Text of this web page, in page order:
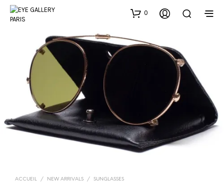
0
ACCUEIL / NEW ARRIVALS / SUNGLASSES